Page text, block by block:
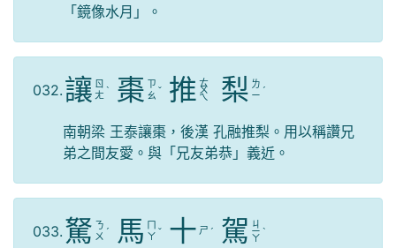
「鏡像水月」。
032. 讓 ㄖ
ㄤ ˋ 棗 ㄗ
ㄠ ˇ 推 ㄊ
ㄨ
ㄟ 梨 ㄌ
ㄧ ˊ
南朝梁 王泰讓棗，後漢 孔融推梨。用以稱讚兄
弟之間友愛。與「兄友弟恭」義近。
033. 駑 ㄋ
ㄨ ˊ 馬 ㄇ
ㄚ ˇ 十 ㄕ ˊ 駕 ㄐ
ㄧ
ㄚ
ˋ